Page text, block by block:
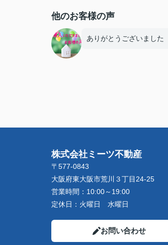
他のお客様の声
ありがとうございました
株式会社ミーツ不動産
〒577-0843
大阪府東大阪市荒川３丁目24-25
営業時間： 10:00～19:00
定休日： 火曜日 水曜日
お問い合わせ